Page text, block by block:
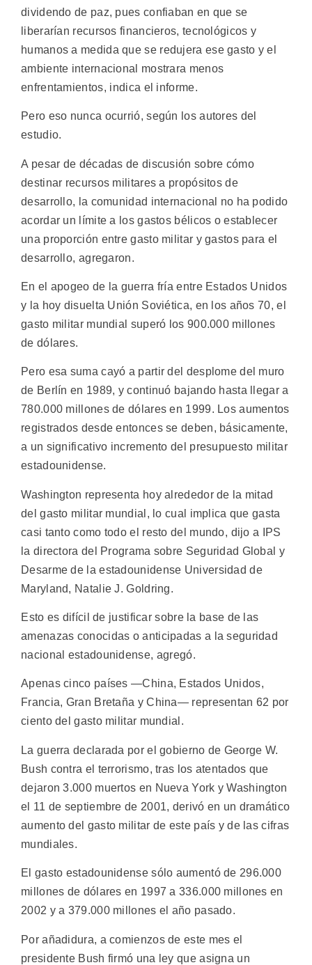
dividendo de paz, pues confiaban en que se
liberarían recursos financieros, tecnológicos y
humanos a medida que se redujera ese gasto y el
ambiente internacional mostrara menos
enfrentamientos, indica el informe.
Pero eso nunca ocurrió, según los autores del
estudio.
A pesar de décadas de discusión sobre cómo
destinar recursos militares a propósitos de
desarrollo, la comunidad internacional no ha podido
acordar un límite a los gastos bélicos o establecer
una proporción entre gasto militar y gastos para el
desarrollo, agregaron.
En el apogeo de la guerra fría entre Estados Unidos
y la hoy disuelta Unión Soviética, en los años 70, el
gasto militar mundial superó los 900.000 millones
de dólares.
Pero esa suma cayó a partir del desplome del muro
de Berlín en 1989, y continuó bajando hasta llegar a
780.000 millones de dólares en 1999. Los aumentos
registrados desde entonces se deben, básicamente,
a un significativo incremento del presupuesto militar
estadounidense.
Washington representa hoy alrededor de la mitad
del gasto militar mundial, lo cual implica que gasta
casi tanto como todo el resto del mundo, dijo a IPS
la directora del Programa sobre Seguridad Global y
Desarme de la estadounidense Universidad de
Maryland, Natalie J. Goldring.
Esto es difícil de justificar sobre la base de las
amenazas conocidas o anticipadas a la seguridad
nacional estadounidense, agregó.
Apenas cinco países —China, Estados Unidos,
Francia, Gran Bretaña y China— representan 62 por
ciento del gasto militar mundial.
La guerra declarada por el gobierno de George W.
Bush contra el terrorismo, tras los atentados que
dejaron 3.000 muertos en Nueva York y Washington
el 11 de septiembre de 2001, derivó en un dramático
aumento del gasto militar de este país y de las cifras
mundiales.
El gasto estadounidense sólo aumentó de 296.000
millones de dólares en 1997 a 336.000 millones en
2002 y a 379.000 millones el año pasado.
Por añadidura, a comienzos de este mes el
presidente Bush firmó una ley que asigna un